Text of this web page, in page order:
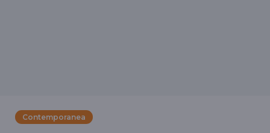
Contemporanea